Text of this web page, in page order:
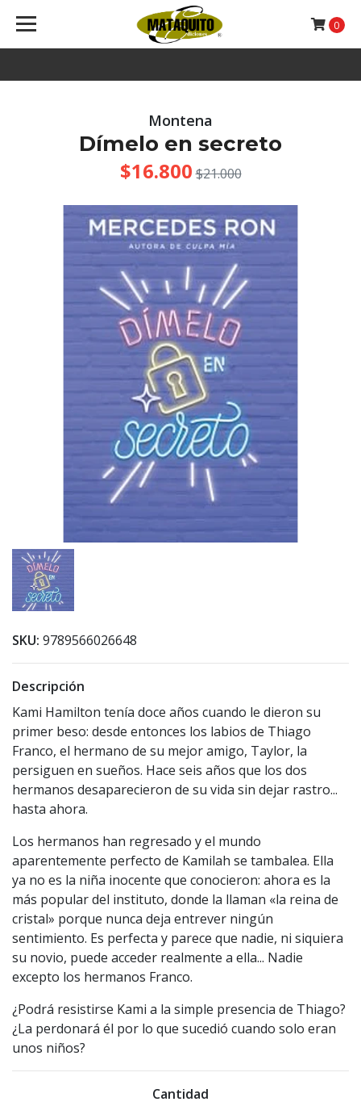
0
Montena
Dímelo en secreto
$16.800 $21.000
SKU: 9789566026648
Descripción
Kami Hamilton tenía doce años cuando le dieron su
primer beso: desde entonces los labios de Thiago
Franco, el hermano de su mejor amigo, Taylor, la
persiguen en sueños. Hace seis años que los dos
hermanos desaparecieron de su vida sin dejar rastro...
hasta ahora.
Los hermanos han regresado y el mundo
aparentemente perfecto de Kamilah se tambalea. Ella
ya no es la niña inocente que conocieron: ahora es la
más popular del instituto, donde la llaman «la reina de
cristal» porque nunca deja entrever ningún
sentimiento. Es perfecta y parece que nadie, ni siquiera
su novio, puede acceder realmente a ella... Nadie
excepto los hermanos Franco.
¿Podrá resistirse Kami a la simple presencia de Thiago?
¿La perdonará él por lo que sucedió cuando solo eran
unos niños?
Cantidad